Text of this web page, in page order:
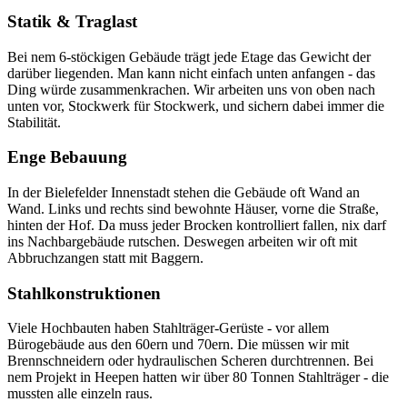
Statik & Traglast
Bei nem 6-stöckigen Gebäude trägt jede Etage das Gewicht der
darüber liegenden. Man kann nicht einfach unten anfangen - das
Ding würde zusammenkrachen. Wir arbeiten uns von oben nach
unten vor, Stockwerk für Stockwerk, und sichern dabei immer die
Stabilität.
Enge Bebauung
In der Bielefelder Innenstadt stehen die Gebäude oft Wand an
Wand. Links und rechts sind bewohnte Häuser, vorne die Straße,
hinten der Hof. Da muss jeder Brocken kontrolliert fallen, nix darf
ins Nachbargebäude rutschen. Deswegen arbeiten wir oft mit
Abbruchzangen statt mit Baggern.
Stahlkonstruktionen
Viele Hochbauten haben Stahlträger-Gerüste - vor allem
Bürogebäude aus den 60ern und 70ern. Die müssen wir mit
Brennschneidern oder hydraulischen Scheren durchtrennen. Bei
nem Projekt in Heepen hatten wir über 80 Tonnen Stahlträger - die
mussten alle einzeln raus.